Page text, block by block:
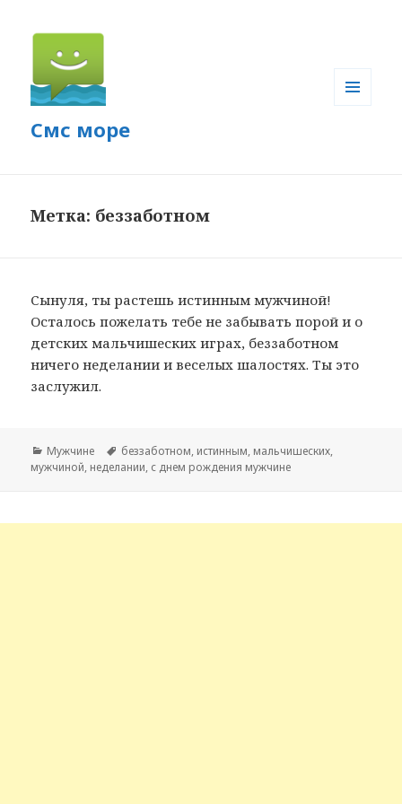
Смс море
Метка: беззаботном
Сынуля, ты растешь истинным мужчиной!
Осталось пожелать тебе не забывать порой и о
детских мальчишеских играх, беззаботном
ничего неделании и веселых шалостях. Ты это
заслужил.
Рубрики
Мужчине Метки
беззаботном, истинным, мальчишеских,
мужчиной, неделании, с днем рождения мужчине